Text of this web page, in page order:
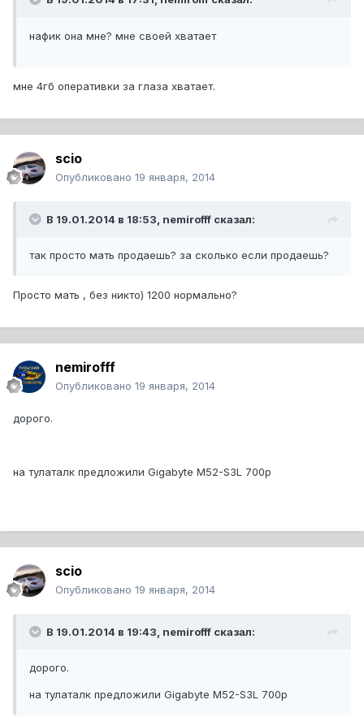
нафик она мне? мне своей хватает
мне 4гб оперативки за глаза хватает.
scio
Опубликовано 19 января, 2014
В 19.01.2014 в 18:53, nemirofff сказал:
так просто мать продаешь? за сколько если продаешь?
Просто мать , без никто) 1200 нормально?
nemirofff
Опубликовано 19 января, 2014
дорого.
на тулаталк предложили Gigabyte М52-S3L 700р
scio
Опубликовано 19 января, 2014
В 19.01.2014 в 19:43, nemirofff сказал:
дорого.
на тулаталк предложили Gigabyte М52-S3L 700р